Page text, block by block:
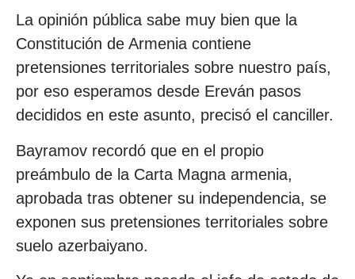
La opinión pública sabe muy bien que la
Constitución de Armenia contiene
pretensiones territoriales sobre nuestro país,
por eso esperamos desde Ereván pasos
decididos en este asunto, precisó el canciller.
Bayramov recordó que en el propio
preámbulo de la Carta Magna armenia,
aprobada tras obtener su independencia, se
exponen sus pretensiones territoriales sobre
suelo azerbaiyano.